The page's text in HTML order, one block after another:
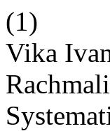
(1)
Vika